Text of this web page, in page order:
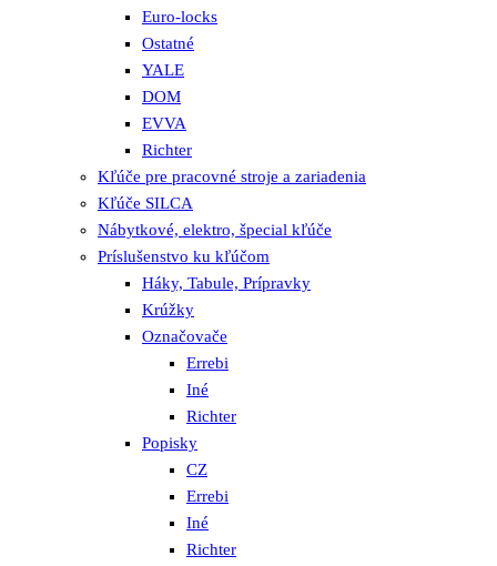
Euro-locks
Ostatné
YALE
DOM
EVVA
Richter
Kľúče pre pracovné stroje a zariadenia
Kľúče SILCA
Nábytkové, elektro, špecial kľúče
Príslušenstvo ku kľúčom
Háky, Tabule, Prípravky
Krúžky
Označovače
Errebi
Iné
Richter
Popisky
CZ
Errebi
Iné
Richter